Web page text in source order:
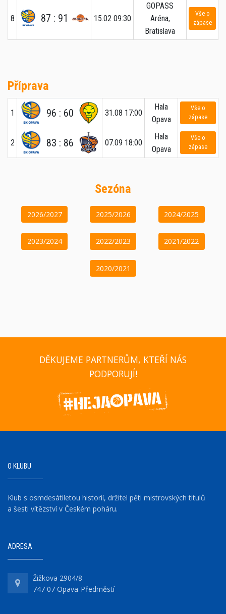
8 87 : 91 15.02 09:30
GOPASS
Aréna,
Bratislava
Vše o
zápase
Příprava
1 96 : 60 31.08 17:00
Hala
Opava
Vše o
zápase
2 83 : 86 07.09 18:00
Hala
Opava
Vše o
zápase
Sezóna
2026/2027 2025/2026 2024/2025
2023/2024 2022/2023 2021/2022
2020/2021
DĚKUJEME PARTNERŮM, KTEŘÍ NÁS
PODPORUJÍ!
O KLUBU
Klub s osmdesátiletou historií, držitel pěti mistrovských titulů
a šesti vítězství v Českém poháru.
ADRESA
Žižkova 2904/8
747 07 Opava-Předměstí